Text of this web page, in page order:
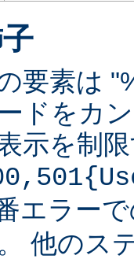
要素は
ドをカ
示を制
エラー
他のス